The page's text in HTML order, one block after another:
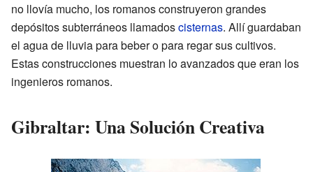
no llovía mucho, los romanos construyeron grandes
depósitos subterráneos llamadoscisternas. Allí guardaban
el agua de lluvia para beber o para regar sus cultivos.
Estas construcciones muestran lo avanzados que eran los
ingenieros romanos.
Gibraltar: Una Solución Creativa